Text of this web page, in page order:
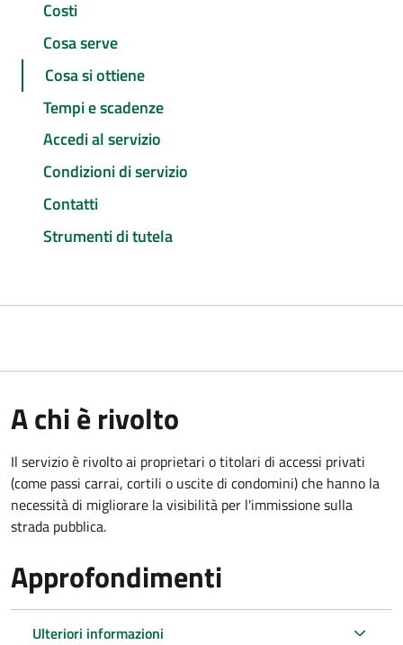
Costi
Cosa serve
Cosa si ottiene
Tempi e scadenze
Accedi al servizio
Condizioni di servizio
Contatti
Strumenti di tutela
A chi è rivolto
Il servizio è rivolto ai proprietari o titolari di accessi privati
(come passi carrai, cortili o uscite di condomini) che hanno la
necessità di migliorare la visibilità per l'immissione sulla
strada pubblica.
Approfondimenti
Ulteriori informazioni